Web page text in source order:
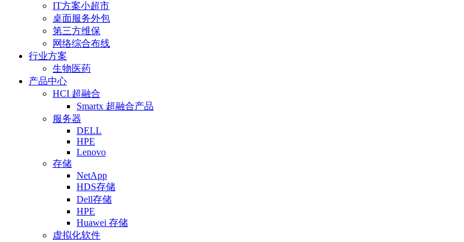
IT方案小超市
桌面服务外包
第三方维保
网络综合布线
行业方案
生物医药
产品中心
HCI 超融合
Smartx 超融合产品
服务器
DELL
HPE
Lenovo
存储
NetApp
HDS存储
Dell存储
HPE
Huawei 存储
虚拟化软件